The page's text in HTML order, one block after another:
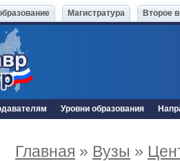
Магистратура Второе
Уровни образования
Главная » Вузы »